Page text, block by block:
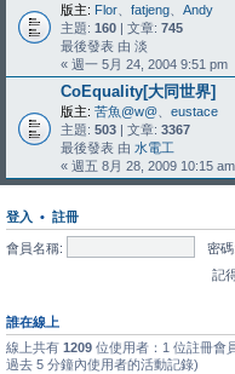
版主: Flor fatjeng
Andy
主題: 160 | 文章: 745
最後發表 由 淡
« 週一 5月 24, 2004 9:51 pm
CoEquality[大同世界]
版主: 苦魚@w@
eustace
主題: 503 | 文章: 3367
最後發表 由 水電工
« 週五 8月 28, 2009 10:15 am
登入 • 註冊
會員名稱: 密碼:
記
誰在線上
線上共有 1209 位使用者：1 位註冊會
過去 5 分鐘內使用者的活動記錄)